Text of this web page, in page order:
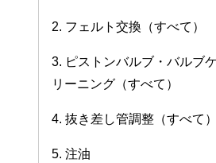
2. フェルト交換（すべて）
3. ピストンバルブ・バルブ
リーニング（すべて）
4. 抜き差し管調整（すべて）
5. 注油